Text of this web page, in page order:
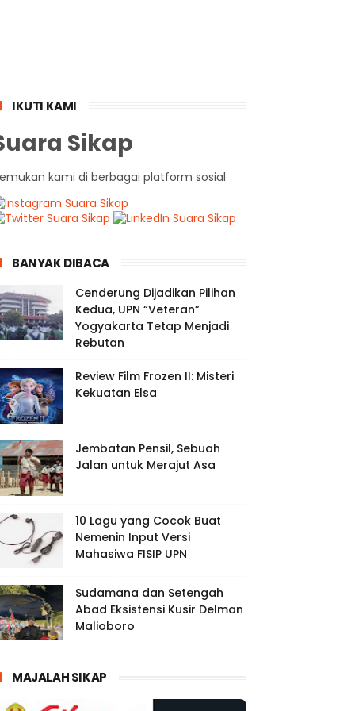
IKUTI KAMI
Sikap
kami di berbagai platform sosial
BANYAK DIBACA
Cenderung Dijadikan Pilihan
Kedua, UPN “Veteran”
Yogyakarta Tetap Menjadi
Rebutan
Review Film Frozen II: Misteri
Kekuatan Elsa
Jembatan Pensil, Sebuah
Jalan untuk Merajut Asa
10 Lagu yang Cocok Buat
Nemenin Input Versi
Mahasiwa FISIP UPN
Sudamana dan Setengah
Abad Eksistensi Kusir Delman
Malioboro
MAJALAH SIKAP